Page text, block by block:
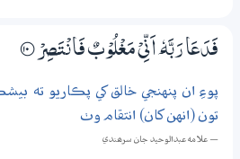
فَدَعَا رَبَّهٗ ٓ اَنِّىْ مَغْلُوْبٌ فَانْتَصِرْ ؀10
پوءِ ان پنهنجي خالق کي پڪاريو ته
تون (انهن کان) انتقام وٺ
— علامه عبدالوحيد جان سرھندي